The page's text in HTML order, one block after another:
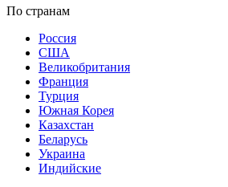
По странам
Россия
США
Великобритания
Франция
Турция
Южная Корея
Казахстан
Беларусь
Украина
Индийские